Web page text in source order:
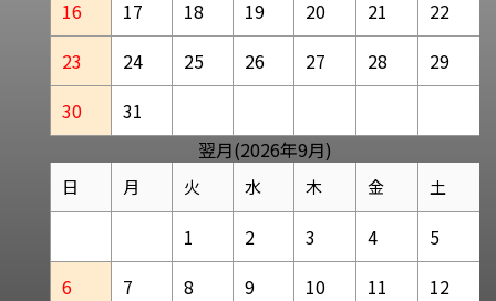
16
17 18 19 20 21
22
23
24 25 26 27 28
29
30
31
翌月(2026年9月)
日 月 火 水 木 金 土
1 2 3 4
5
6
7 8 9 10 11
12